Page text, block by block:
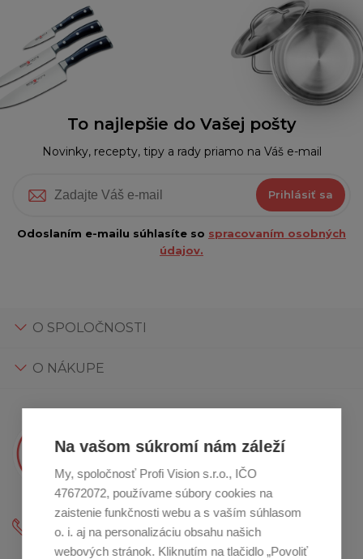
Na vašom súkromí nám záleží
My, spoločnosť Profi Vision s.r.o., IČO
47672072, používame súbory cookies na
zaistenie funkčnosti webu a s vaším súhlasom
o. i. aj na personalizáciu obsahu našich
webových stránok. Kliknutím na tlačidlo „Povoliť
To najlepšie do Vašej pošty
Novinky, recepty, tipy a rady priamo na Váš e-mail
Prihlásiť sa
Odoslaním e-mailu súhlasíte so spracovaním osobných
údajov.
O SPOLOČNOSTI
O NÁKUPE
Máte otázky?
Kristína Vám poradí
+421 2 800 12 333
(Po - Pia: 9:00-12:00 a 13:00 - 16:30)